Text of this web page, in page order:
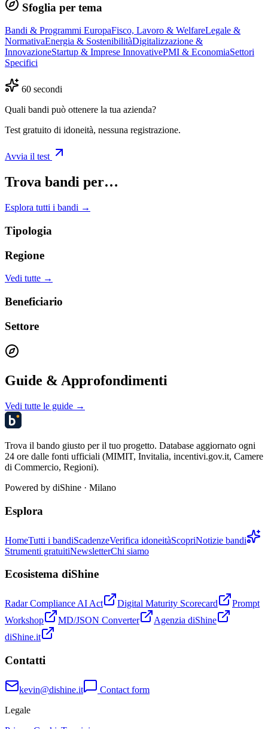
Sfoglia per tema
Bandi & Programmi EuropaFisco, Lavoro & WelfareLegale &
NormativaEnergia & SostenibilitàDigitalizzazione &
InnovazioneStartup & Imprese InnovativePMI & EconomiaSettori
Specifici
60 secondi
Quali bandi può ottenere la tua azienda?
Test gratuito di idoneità, nessuna registrazione.
Avvia il test
Trova bandi per…
Esplora tutti i bandi →
Tipologia
Regione
Vedi tutte →
Beneficiario
Settore
Guide & Approfondimenti
Vedi tutte le guide →
Trova il bando giusto per il tuo progetto. Database aggiornato ogni
24 ore dalle fonti ufficiali (MIMIT, Invitalia, incentivi.gov.it, Camere
di Commercio, Regioni).
Powered by diShine · Milano
Esplora
HomeTutti i bandiScadenzeVerifica idoneitàScopriNotizie bandi
Strumenti gratuitiNewsletterChi siamo
Ecosistema diShine
Radar Compliance AI Act Digital Maturity Scorecard
Prompt
Workshop
MD/JSON Converter
Agenzia diShine
diShine.it
Contatti
kevin@dishine.it
Contact form
Legale